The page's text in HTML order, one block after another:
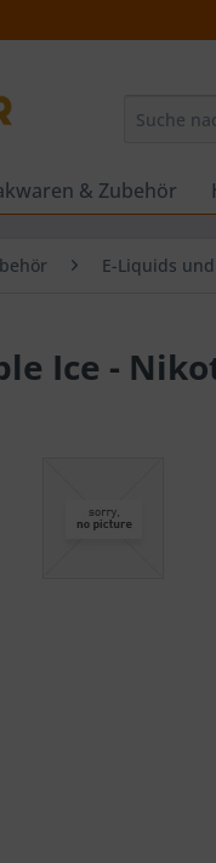
& Zubehör
E-Liquids
Ice -